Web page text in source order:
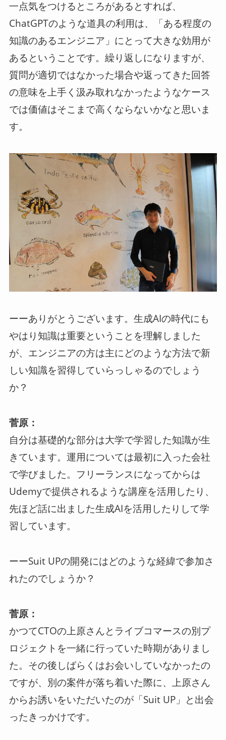
一点気をつけるところがあるとすれば、
ChatGPTのような道具の利用は、「ある程度の
知識のあるエンジニア」にとって大きな効用が
あるということです。繰り返しになりますが、
質問が適切ではなかった場合や返ってきた回答
の意味を上手く汲み取れなかったようなケース
では価値はそこまで高くならないかなと思いま
す。
ーーありがとうございます。生成AIの時代にも
やはり知識は重要ということを理解しました
が、エンジニアの方は主にどのような方法で新
しい知識を習得していらっしゃるのでしょう
か？
菅原：
自分は基礎的な部分は大学で学習した知識が生
きています。運用については最初に入った会社
で学びました。フリーランスになってからは
Udemyで提供されるような講座を活用したり、
先ほど話に出ました生成AIを活用したりして学
習しています。
ーーSuit UPの開発にはどのような経緯で参加さ
れたのでしょうか？
菅原：
かつてCTOの上原さんとライブコマースの別プ
ロジェクトを一緒に行っていた時期がありまし
た。その後しばらくはお会いしていなかったの
ですが、別の案件が落ち着いた際に、上原さん
からお誘いをいただいたのが「Suit UP」と出会
ったきっかけです。